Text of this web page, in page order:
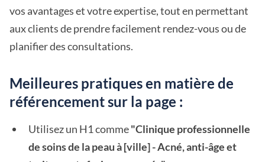
vos avantages et votre expertise, tout en permettant
aux clients de prendre facilement rendez-vous ou de
planifier des consultations.
Meilleures pratiques en matière de
référencement sur la page :
Utilisez un H1 comme"Clinique professionnelle
de soins de la peau à [ville] - Acné, anti-âge et